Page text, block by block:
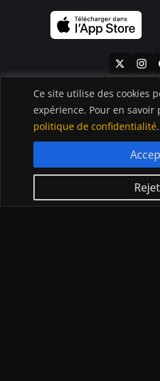
Ce site utilise des cookies
expérience. Pour en savoir
politique de confidentialité.
ACTU CRYPTO
Altcoins
Exchanges
NFTs